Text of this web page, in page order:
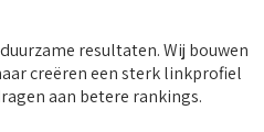
resultaten. Wij bouwen
creëren een sterk linkprofiel
aan betere rankings.